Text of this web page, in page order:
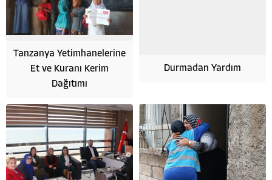
Tanzanya Yetimhanelerine
Et ve Kuranı Kerim
Dağıtımı
Durmadan Yardım